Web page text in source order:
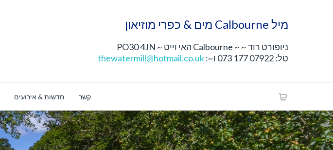
מיל Calbourne מים & כפרי מוזיאון
ניופורט רוד ~ ~ Calbourne האי וייט ~ PO30 4JN
טל: 07922 177 073 ו~:
thewatermill@hotmail.co.uk
חדשות & אירועים קשר